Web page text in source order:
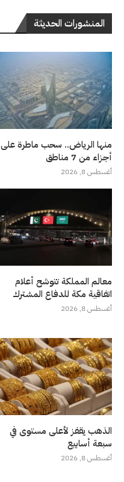
المنشورات الحديثة
منها الرياض.. سحب ماطرة على
أجزاء من 7 مناطق
أغسطس 8, 2026
معالم المملكة تتوشح أعلام
اتفاقية مكة للدفاع المشترك
أغسطس 8, 2026
الذهب يقفز لأعلى مستوى في
سبعة أسابيع
أغسطس 8, 2026